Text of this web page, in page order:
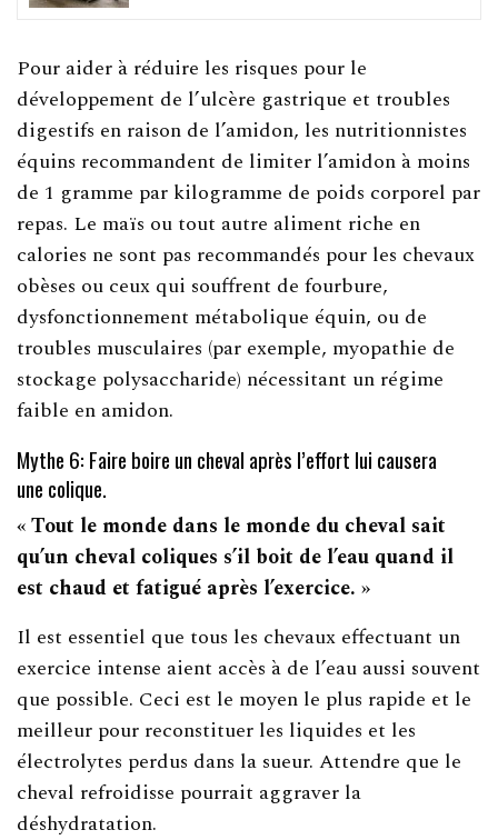
Pour aider à réduire les risques pour le
développement de l’ulcère gastrique et troubles
digestifs en raison de l’amidon, les nutritionnistes
équins recommandent de limiter l’amidon à moins
de 1 gramme par kilogramme de poids corporel par
repas. Le maïs ou tout autre aliment riche en
calories ne sont pas recommandés pour les chevaux
obèses ou ceux qui souffrent de fourbure,
dysfonctionnement métabolique équin, ou de
troubles musculaires (par exemple, myopathie de
stockage polysaccharide) nécessitant un régime
faible en amidon.
Mythe 6: Faire boire un cheval après l’effort lui causera
une colique.
« Tout le monde dans le monde du cheval sait
qu’un cheval coliques s’il boit de l’eau quand il
est chaud et fatigué après l’exercice. »
Il est essentiel que tous les chevaux effectuant un
exercice intense aient accès à de l’eau aussi souvent
que possible. Ceci est le moyen le plus rapide et le
meilleur pour reconstituer les liquides et les
électrolytes perdus dans la sueur. Attendre que le
cheval refroidisse pourrait aggraver la
déshydratation.